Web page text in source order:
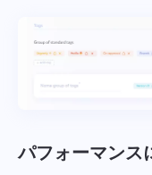
パフォーマンス
名前
電話番号
遭遇した問題
さい。あなた
あなたの